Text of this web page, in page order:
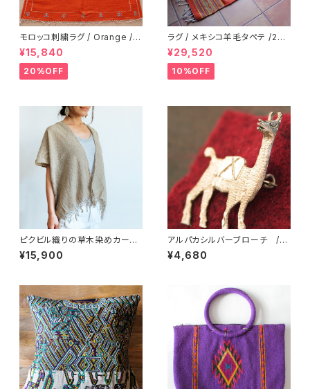
モロッコ刺繍ラグ / Orange /1
81ｂ/ MOROCCO
¥15,840
20%OFF
ラグ / メキシコ羊毛タペテ /223
a/ Teotitlan Del Valle/ MEX
ICO
¥29,520
10%OFF
ピクビル織りの草木染めカーデ
ィガン / Plant-dyed / GUATE
MALA グアテマラ
¥15,900
アルパカシルバーブローチ /p
b32/ PERU
¥4,680